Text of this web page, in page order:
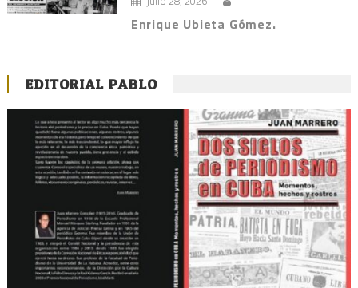
Enrique Ubieta Gómez.
EDITORIAL PABLO